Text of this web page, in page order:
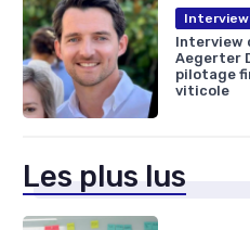
Interview
Interview
Aegerter
pilotage
viticole
Les plus lus